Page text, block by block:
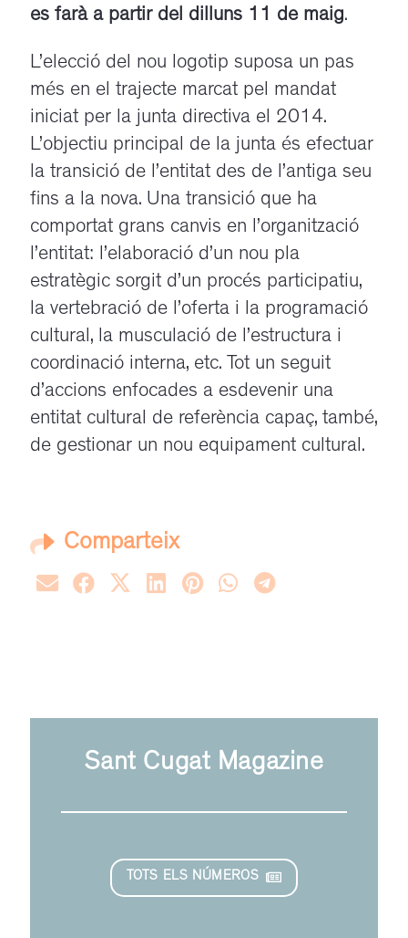
es farà a partir del dilluns 11 de maig.
L’elecció del nou logotip suposa un pas
més en el trajecte marcat pel mandat
iniciat per la junta directiva el 2014.
L’objectiu principal de la junta és efectuar
la transició de l’entitat des de l’antiga seu
fins a la nova. Una transició que ha
comportat grans canvis en l’organització
l’entitat: l’elaboració d’un nou pla
estratègic sorgit d’un procés participatiu,
la vertebració de l’oferta i la programació
cultural, la musculació de l’estructura i
coordinació interna, etc. Tot un seguit
d’accions enfocades a esdevenir una
entitat cultural de referència capaç, també,
de gestionar un nou equipament cultural.
Comparteix
Sant Cugat Magazine
TOTS ELS NÚMEROS